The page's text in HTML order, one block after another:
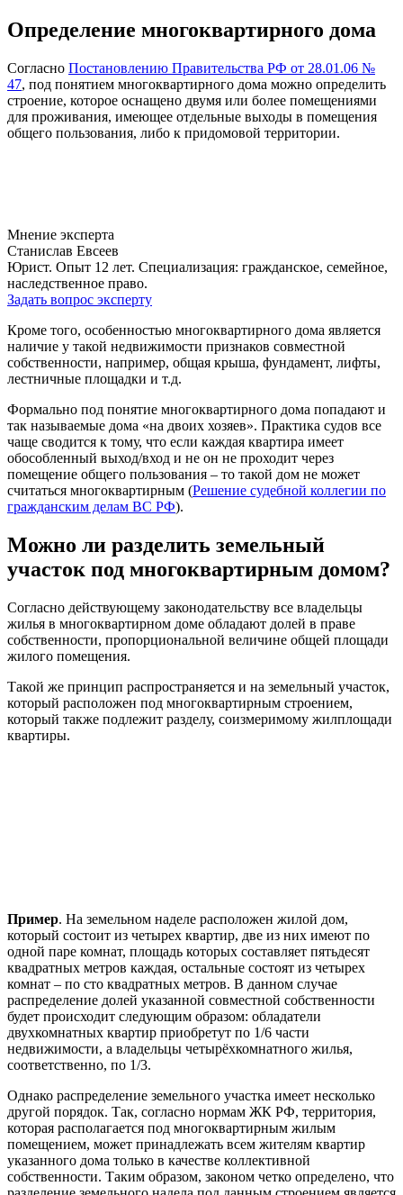
Определение многоквартирного дома
Согласно Постановлению Правительства РФ от 28.01.06 №
47, под понятием многоквартирного дома можно определить
строение, которое оснащено двумя или более помещениями
для проживания, имеющее отдельные выходы в помещения
общего пользования, либо к придомовой территории.
Мнение эксперта
Станислав Евсеев
Юрист. Опыт 12 лет. Специализация: гражданское, семейное,
наследственное право.
Задать вопрос эксперту
Кроме того, особенностью многоквартирного дома является
наличие у такой недвижимости признаков совместной
собственности, например, общая крыша, фундамент, лифты,
лестничные площадки и т.д.
Формально под понятие многоквартирного дома попадают и
так называемые дома «на двоих хозяев». Практика судов все
чаще сводится к тому, что если каждая квартира имеет
обособленный выход/вход и не он не проходит через
помещение общего пользования – то такой дом не может
считаться многоквартирным (Решение судебной коллегии по
гражданским делам ВС РФ).
Можно ли разделить земельный
участок под многоквартирным домом?
Согласно действующему законодательству все владельцы
жилья в многоквартирном доме обладают долей в праве
собственности, пропорциональной величине общей площади
жилого помещения.
Такой же принцип распространяется и на земельный участок,
который расположен под многоквартирным строением,
который также подлежит разделу, соизмеримому жилплощади
квартиры.
Пример. На земельном наделе расположен жилой дом,
который состоит из четырех квартир, две из них имеют по
одной паре комнат, площадь которых составляет пятьдесят
квадратных метров каждая, остальные состоят из четырех
комнат – по сто квадратных метров. В данном случае
распределение долей указанной совместной собственности
будет происходит следующим образом: обладатели
двухкомнатных квартир приобретут по 1/6 части
недвижимости, а владельцы четырёхкомнатного жилья,
соответственно, по 1/3.
Однако распределение земельного участка имеет несколько
другой порядок. Так, согласно нормам ЖК РФ, территория,
которая располагается под многоквартирным жилым
помещением, может принадлежать всем жителям квартир
указанного дома только в качестве коллективной
собственности. Таким образом, законом четко определено, что